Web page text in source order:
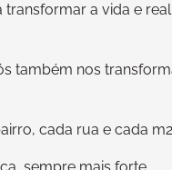
a vida e
também nos
cada rua e cada